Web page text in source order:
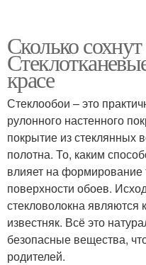
Сколько
красе
Стеклообои – это
рулонного настенного
покрытие из стеклянных
полотна. То, каким
влияет на формирование
поверхности обоев.
стекловолокна являются
известняк. Всё это
безопасные вещества,
родителей.